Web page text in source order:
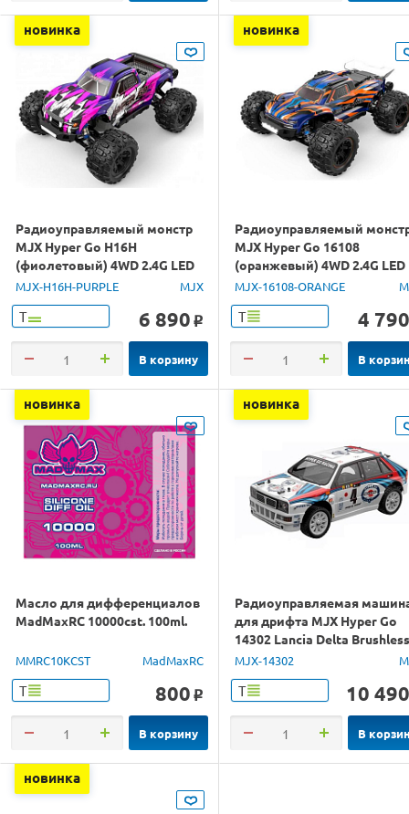
новинка
Радиоуправляемый монстр
MJX Hyper Go H16H
(фиолетовый) 4WD 2.4G LED
GPS 1/16 RTR
MJX-H16H-PURPLE MJX
Т 6 890 o
В корзину
новинка
Радиоуправляемый
MJX Hyper Go 16108
(оранжевый) 4WD 2.4G LED
1/16 RTR
MJX-16108-ORANGE
Т 4 790
В
новинка
Масло для дифференциалов
MadMaxRC 10000cst. 100ml.
MMRC10KCST MadMaxRC
Т 800 o
В корзину
новинка
Радиоуправляемая
для дрифта MJX Hyper Go
14302 Lancia Delta Brushless
4WD 2.4G LED 1/14 RTR
MJX-14302
Т 10 490
В
новинка